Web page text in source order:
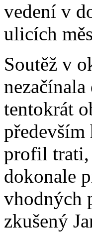
vedení v
ulicích
Soutěž v
tentokrát
profil trati,
dokonale
vhodných
zkušený